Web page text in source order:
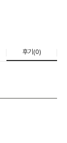
후기(0)